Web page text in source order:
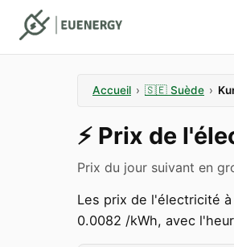
Accueil › 🇸🇪 Suède ›
⚡️ Prix de
Prix du jour suivant en
Les prix de l'électricité à
0.0082 /kWh, avec